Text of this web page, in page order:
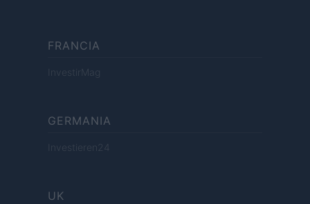
FRANCIA
InvestirMag
GERMANIA
Investieren24
UK